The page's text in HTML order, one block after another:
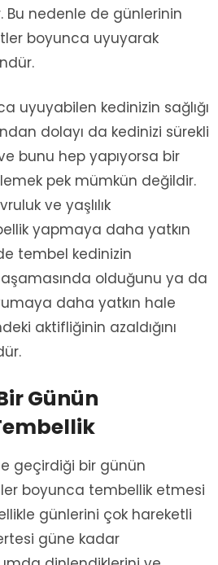
Bu nedenle de günlerinin
boyunca uyuyarak
uyuyabilen kedinizin sağlığı
dolayı da kedinizi sürekli
bunu hep yapıyorsa bir
pek mümkün değildir.
ve yaşlılık
yapmaya daha yatkın
tembel kedinizin
olduğunu ya da
daha yatkın hale
aktifliğinin azaldığını
Günün
geçirdiği bir günün
boyunca tembellik etmesi
günlerini çok hareketli
güne kadar